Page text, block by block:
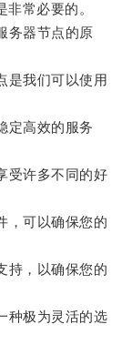
常必要的。
器节点的原
我们可以使用
高效的服务
许多不同的好
可以确保您的
，以确保您的
极为灵活的选